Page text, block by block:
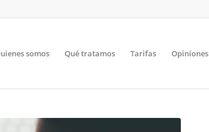
somos Qué tratamos Tarifas Opiniones